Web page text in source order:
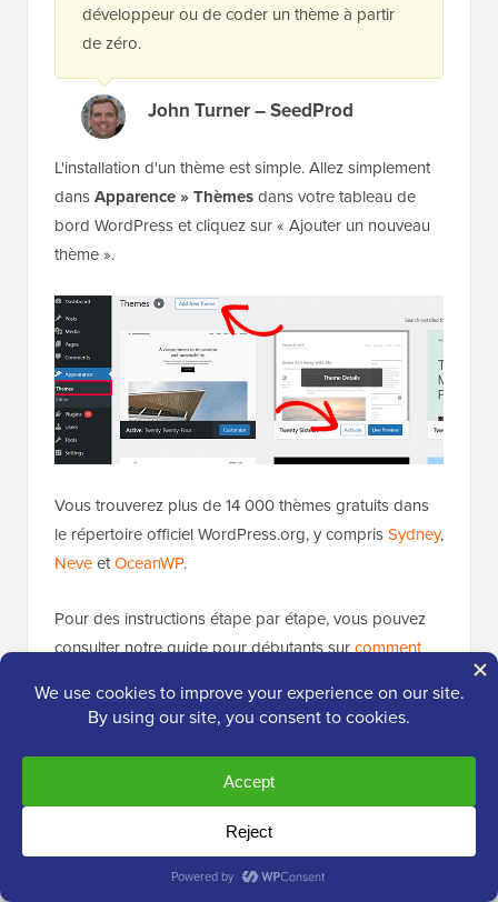
développeur ou de coder un thème à partir
de zéro.
John Turner – SeedProd
L'installation d'un thème est simple. Allez simplement
dansApparence » Thèmesdans votre tableau de
bord WordPress et cliquez sur « Ajouter un nouveau
thème ».
Vous trouverez plus de 14 000 thèmes gratuits dans
le répertoire officiel WordPress.org, y comprisSydney,
NeveetOceanWP.
Pour des instructions étape par étape, vous pouvez
consulter notre guide pour débutants surcomment
Cela dit, nous savons que toutes ces options peuvent
sembler écrasantes. Entre les milliers de thèmes
gratuits et les innombrables options premium, choisir
Voici les questions que nous posons lors de la